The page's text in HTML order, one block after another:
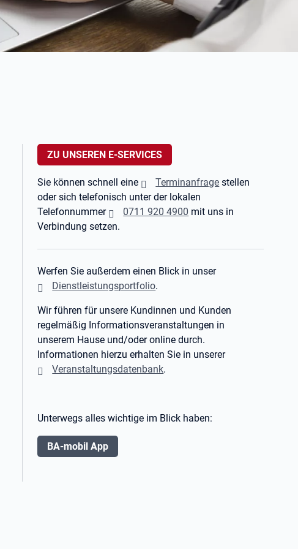
ZU UNSEREN E-SERVICES
Sie können schnell eine Terminanfrage stellen
oder sich telefonisch unter der lokalen
Telefonnummer
0711 920 4900 mit uns in
Verbindung setzen.
Werfen Sie außerdem einen Blick in unser
Dienstleistungsportfolio.
Wir führen für unsere Kundinnen und Kunden
regelmäßig Informationsveranstaltungen in
unserem Hause und/oder online durch.
Informationen hierzu erhalten Sie in unserer
Veranstaltungsdatenbank.
Unterwegs alles wichtige im Blick haben:
BA-mobil App